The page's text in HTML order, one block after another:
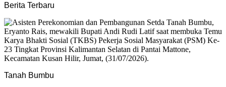
Berita Terbaru
Tanah Bumbu